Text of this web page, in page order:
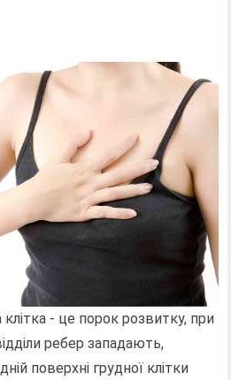
клітка - це порок розвитку, при
ребер западають,
поверхні грудної клітки